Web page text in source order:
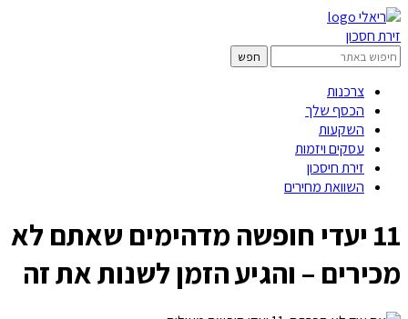
זירת חסכון
צרכנות
הכסף שלך
השקעות
עסקים ויזמות
זירת חיסכון
השוואת מחירים
11 יעדי חופשה מדהימים שאתם לא
מכירים – והגיע הזמן לשנות את זה